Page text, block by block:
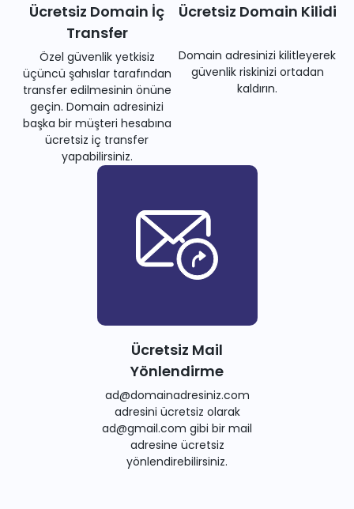
Ücretsiz Domain İç
Transfer
Özel güvenlik yetkisiz
üçüncü şahıslar tarafından
transfer edilmesinin önüne
geçin. Domain adresinizi
başka bir müşteri hesabına
ücretsiz iç transfer
yapabilirsiniz.
Ücretsiz Domain Kilidi
Domain adresinizi kilitleyerek
güvenlik riskinizi ortadan
kaldırın.
Ücretsiz Mail
Yönlendirme
ad@domainadresiniz.com
adresini ücretsiz olarak
ad@gmail.com gibi bir mail
adresine ücretsiz
yönlendirebilirsiniz.